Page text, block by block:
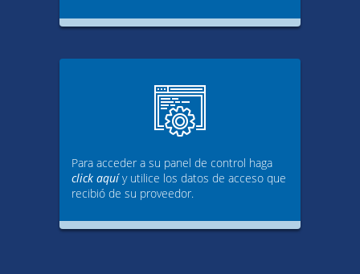
Para acceder a su panel de control haga
click aquíy utilice los datos de acceso que
recibió de su proveedor.